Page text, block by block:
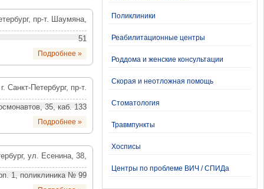
пр-т. Шаумяна,
51
Подробнее »
г. Санкт-Петербург, пр-т.
35, каб. 133
Подробнее »
ул. Есенина, 38,
1, поликлиника № 99
Поликлиники
Реабилитационные центры
Роддома и женские консультации
Скорая и неотложная помощь
Стоматология
Травмпункты
Хосписы
Центры по проблеме ВИЧ / СПИДа